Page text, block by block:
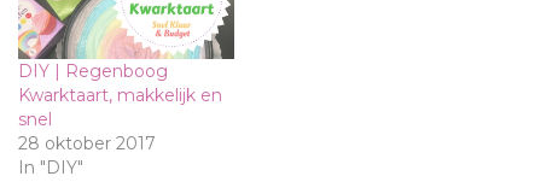
DIY | Regenboog
Kwarktaart, makkelijk en
snel
28 oktober 2017
In "DIY"